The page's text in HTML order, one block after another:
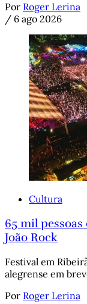
Por Roger Lerina
/ 6 ago 2026
Cultura
65 mil
João Rock
Festival em
alegrense em
Por Roger Lerina